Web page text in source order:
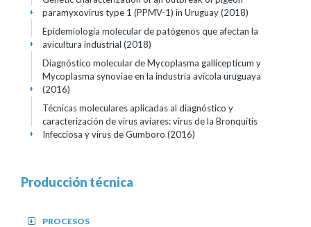
paramyxovirus type 1 (PPMV-1) in Uruguay (2018)
+
Epidemiología molecular de patógenos que afectan la
avicultura industrial (2018)
+
Diagnóstico molecular de Mycoplasma gallicepticum y
Mycoplasma synoviae en la industria avícola uruguaya
(2016)
+
Técnicas moleculares aplicadas al diagnóstico y
caracterización de virus aviares: virus de la Bronquitis
Infecciosa y virus de Gumboro (2016)
+
Producción técnica
PROCESOS
+